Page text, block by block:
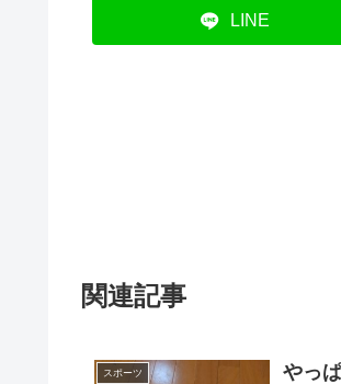
LINE
関連記事
スポーツ やっ